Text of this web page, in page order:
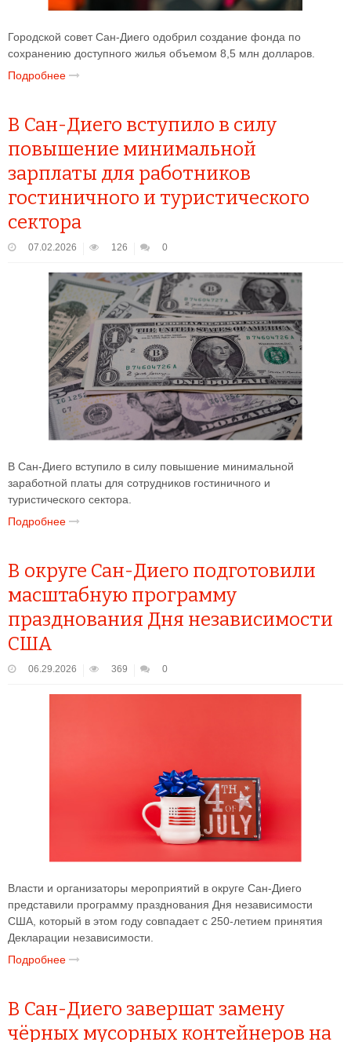
Городской совет Сан-Диего одобрил создание фонда по
сохранению доступного жилья объемом 8,5 млн долларов.
Подробнее
В Сан-Диего вступило в силу
повышение минимальной
зарплаты для работников
гостиничного и туристического
сектора
07.02.2026 126 0
В Сан-Диего вступило в силу повышение минимальной
заработной платы для сотрудников гостиничного и
туристического сектора.
Подробнее
В округе Сан-Диего подготовили
масштабную программу
празднования Дня независимости
США
06.29.2026 369 0
Власти и организаторы мероприятий в округе Сан-Диего
представили программу празднования Дня независимости
США, который в этом году совпадает с 250-летием принятия
Декларации независимости.
Подробнее
В Сан-Диего завершат замену
чёрных мусорных контейнеров на